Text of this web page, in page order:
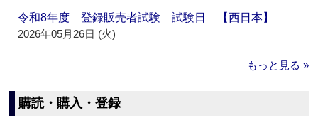
令和8年度 登録販売者試験 試験日 【西日本】
2026年05月26日 (火)
もっと見る »
購読・購入・登録